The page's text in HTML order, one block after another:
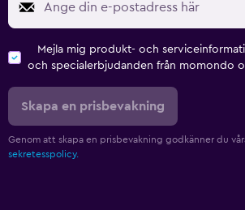
Mejla mig produkt- och
och specialerbjudanden från momondo
Skapa en prisbevakning
Genom att skapa en prisbevakning godkänner du
sekretesspolicy.